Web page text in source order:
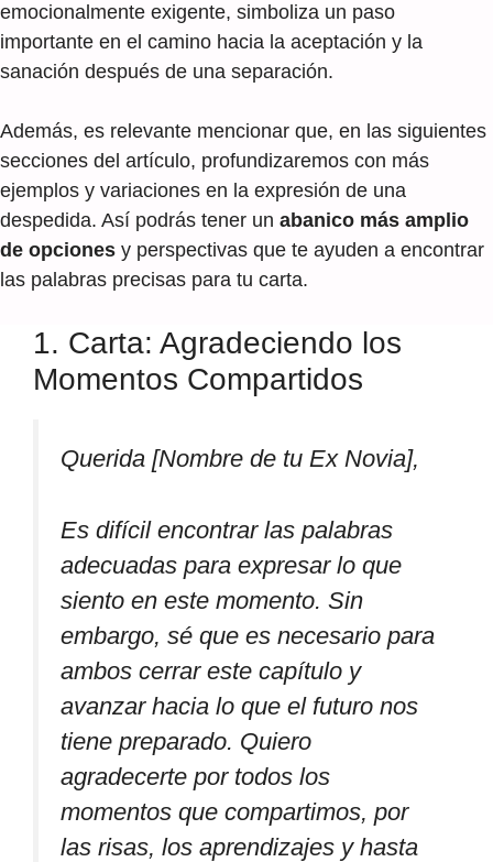
emocionalmente exigente, simboliza un paso
importante en el camino hacia la aceptación y la
sanación después de una separación.
Además, es relevante mencionar que, en las siguientes
secciones del artículo, profundizaremos con más
ejemplos y variaciones en la expresión de una
despedida. Así podrás tener un abanico más amplio
de opciones y perspectivas que te ayuden a encontrar
las palabras precisas para tu carta.
1. Carta: Agradeciendo los
Momentos Compartidos
Querida [Nombre de tu Ex Novia],
Es difícil encontrar las palabras
adecuadas para expresar lo que
siento en este momento. Sin
embargo, sé que es necesario para
ambos cerrar este capítulo y
avanzar hacia lo que el futuro nos
tiene preparado. Quiero
agradecerte por todos los
momentos que compartimos, por
las risas, los aprendizajes y hasta